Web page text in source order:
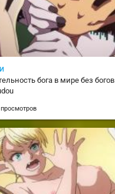
бога в мире без